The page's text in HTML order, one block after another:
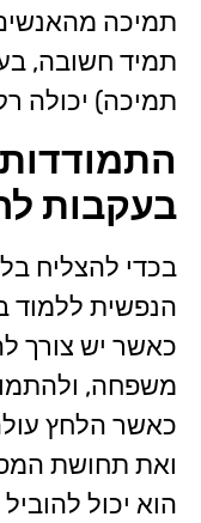
תמיכה
תמיד חשובה,
תמיכה) יכולה
בעקבות
בכדי להצליח
הנפשית ללמוד
כאשר יש צורך
משפחה,
כאשר הלחץ
ואת תחושת
הוא יכול